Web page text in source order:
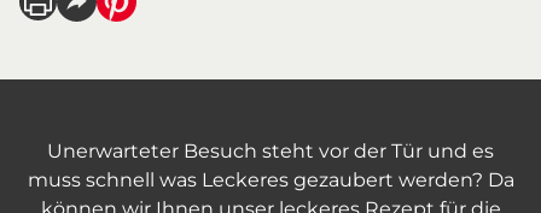
Unerwarteter Besuch steht vor der Tür und es
muss schnell was Leckeres gezaubert werden? Da